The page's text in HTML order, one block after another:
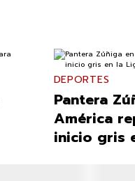
DEPORTES
Pantera
América
inicio gris